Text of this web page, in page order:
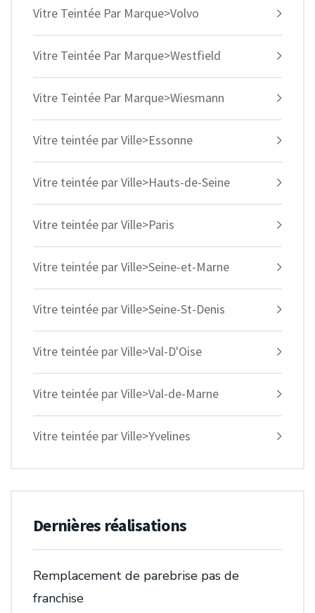
Vitre Teintée Par Marque>Volvo
Vitre Teintée Par Marque>Westfield
Vitre Teintée Par Marque>Wiesmann
Vitre teintée par Ville>Essonne
Vitre teintée par Ville>Hauts-de-Seine
Vitre teintée par Ville>Paris
Vitre teintée par Ville>Seine-et-Marne
Vitre teintée par Ville>Seine-St-Denis
Vitre teintée par Ville>Val-D'Oise
Vitre teintée par Ville>Val-de-Marne
Vitre teintée par Ville>Yvelines
Dernières réalisations
Remplacement de parebrise pas de
franchise